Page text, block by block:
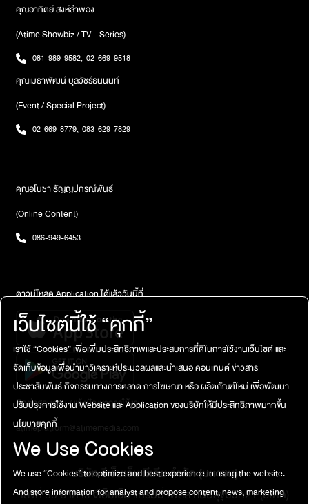
คุณอาทิตย์ สิงห์ลำพอง
(Atime Showbiz / TV - Series)
081-989-9582, 02-669-9518
คุณเมธาพัฒน์ บุลวัชร์ธนนนท์
(Event / Special Project)
02-669-8779, 083-629-7829
คุณอโนชา ธัญญปกรณ์พันธ์
(Online Content)
086-949-6453
ดาวน์โหลด Application ได้แล้ววันนี้ที่
ติดต่อสอบถาม / แจ้งปัญหาการใช้งาน
atimeplatform@atimemedia.com
บริษัท จีเอ็มเอ็ม มีเดีย จำกัด (มหาชน)
เลขที่ 50 อาคาร จีเอ็มเอ็ม แกรมมี่ เพลส ถนนสุขุมวิท21 (อโศก)
เว็บไซต์นี้ใช้ “คุกกี้”
เราใช้ “Cookies” เพื่อเพิ่มประสิทธิภาพและประสบการที่ดีในการใช้งานเว็บไซต์ และ
จัดเก็บข้อมูลเพื่อนำมาวิเคราะห์ประมวลผลและนำเสนอ คอนเทนต์ ข่าวสาร
ประชาสัมพันธ์ กิจกรรมทางการตลาด การโฆษณา หรือ ผลิตภัณฑ์ใหม่ เพื่อพัฒนา
ปรับปรุงการใช้งาน Website และ Application ของบริษัทให้มีประสิทธิภาพมากขึ้น
นโยบายคุกกี้
We Use Cookies
We use “Cookies” to optimize and best experience in using the website.
And store information for analyst and propose content, news, marketing